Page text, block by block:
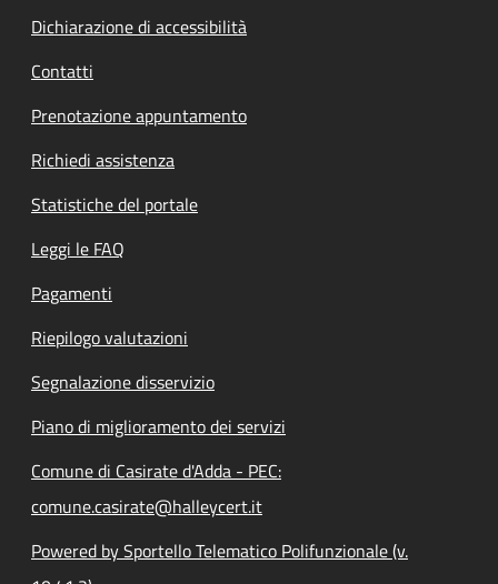
Dichiarazione di accessibilità
Contatti
Prenotazione appuntamento
Richiedi assistenza
Statistiche del portale
Leggi le FAQ
Pagamenti
Riepilogo valutazioni
Segnalazione disservizio
Piano di miglioramento dei servizi
Comune di Casirate d'Adda - PEC:
comune.casirate@halleycert.it
Powered by Sportello Telematico Polifunzionale (v.